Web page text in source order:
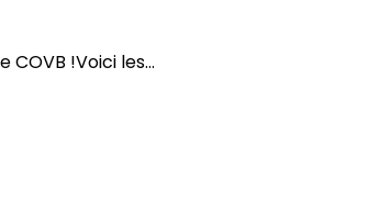
!Voici les...